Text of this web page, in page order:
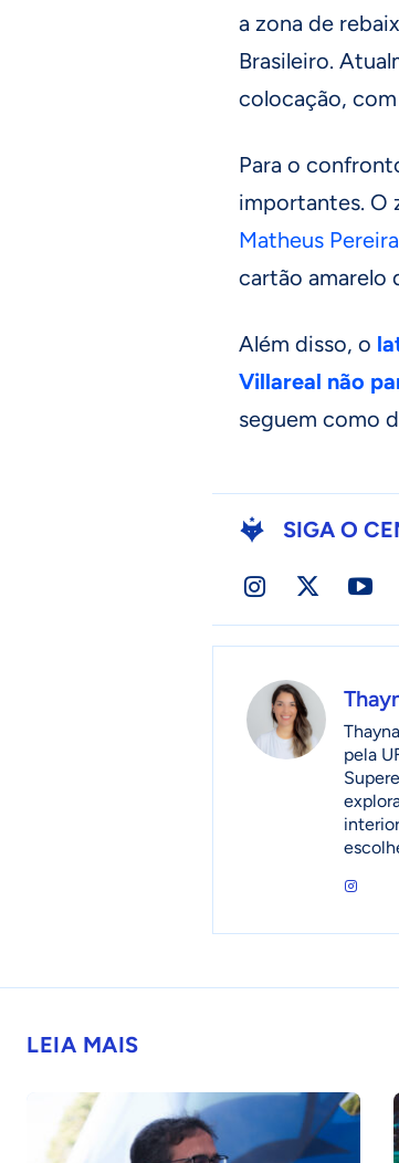
a zona de
Brasileiro.
colocação,
Para o
importantes. O
Matheus Pereira
cartão amarelo
Além disso, o
Villareal não
seguem como
SIGA O
pela
LEIA MAIS